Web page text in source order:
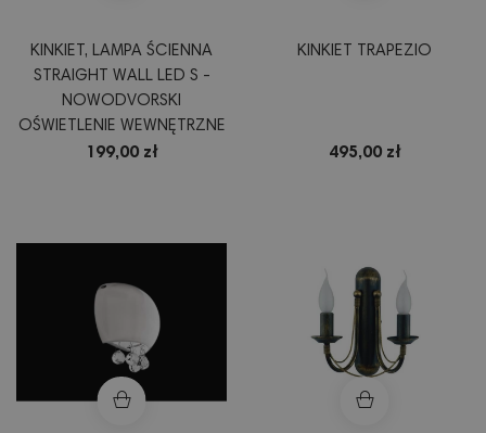
KINKIET, LAMPA ŚCIENNA
STRAIGHT WALL LED S -
NOWODVORSKI
OŚWIETLENIE WEWNĘTRZNE
199,00 zł
KINKIET TRAPEZIO
495,00 zł